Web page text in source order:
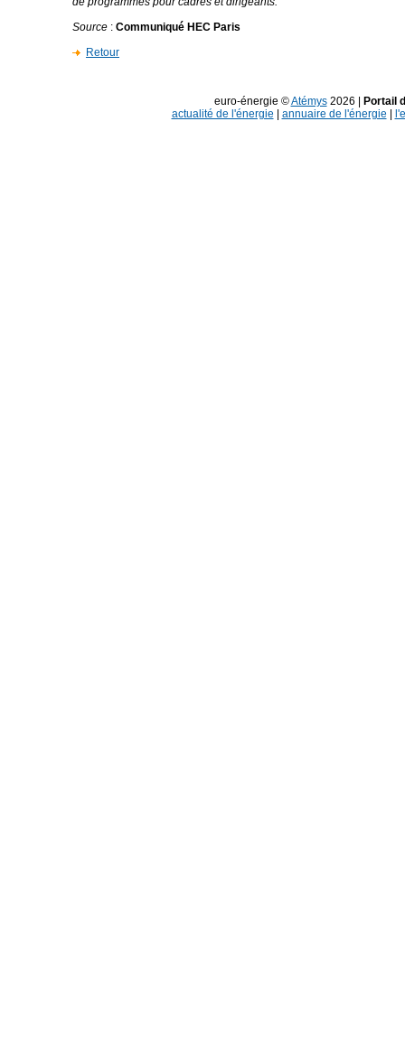
Source : Communiqué HEC Paris
Retour
euro-énergie ©Atémys2026 |
Portail
actualité de l'énergie
annuaire de l'énergie